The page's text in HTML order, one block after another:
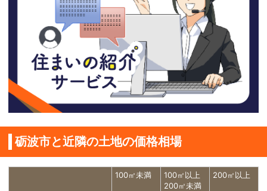
砺波市と近隣の土地の価格相場
100㎡未満
100㎡以上
200㎡未満
200㎡以上